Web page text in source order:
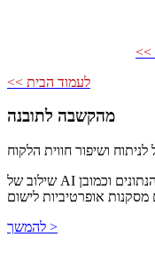
>>
לעמוד הבית >>
מהקשבה לתובנה
ושיפור חווית הלקוח
שילוב של AI מעלה את היכולת לאסוף, להציג ולנתח את הנתונים וכמובן
אופרטיביות לישום
להמשך >